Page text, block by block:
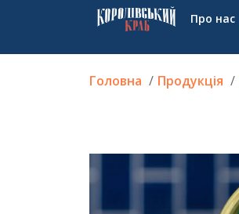
Про нас
Головна Продукція